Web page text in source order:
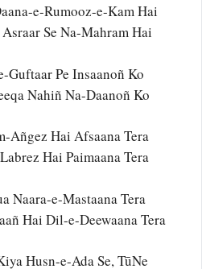
e-Rumooz-e-Kam Hai
Se Na-Mahram Hai
Guftaar Pe Insaanoñ Ko
Nahiñ Na-Daanoñ Ko
Añgez Hai Afsaana Tera
Hai Paimaana Tera
Naara-e-Mastaana Tera
Hai Dil-e-Deewaana Tera
Husn-e-Ada Se, TūNe